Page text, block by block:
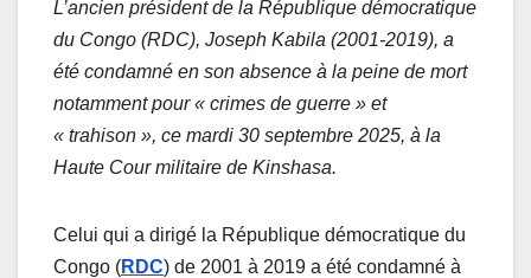
L’ancien président de la République démocratique
du Congo (RDC), Joseph Kabila (2001-2019), a
été condamné en son absence à la peine de mort
notamment pour « crimes de guerre » et
« trahison », ce mardi 30 septembre 2025, à la
Haute Cour militaire de Kinshasa.
Celui qui a dirigé la République démocratique du
Congo (RDC) de 2001 à 2019 a été condamné à